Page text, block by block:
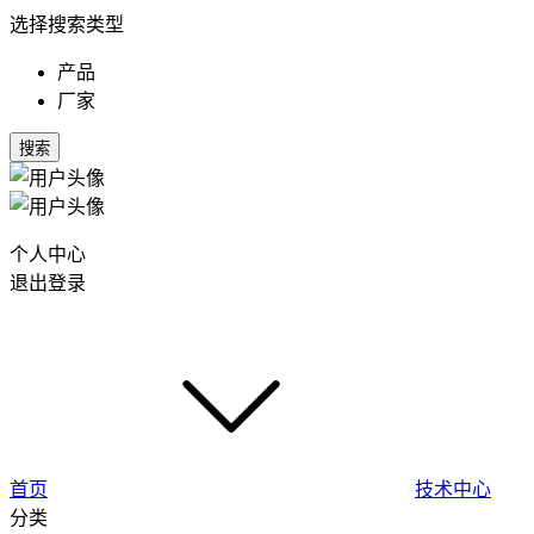
选择搜索类型
产品
厂家
搜索
个人中心
退出登录
首页
技术中心
分类